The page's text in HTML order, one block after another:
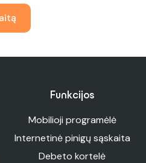
Funkcijos
Mobilioji programėlė
Internetinė pinigų sąskaita
Debeto kortelė